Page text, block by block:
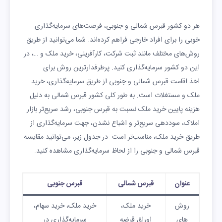
هر دو کشور قبرس شمالی و جنوبی، فرصت‌های سرمایه‌گذاری
خوبی را برای افراد خارجی فراهم کرده‌اند. شما می‌توانید از طریق
روش‌های مختلف مانند ثبت شرکت، کارآفرینی، خرید ملک و …، در
این دو کشور سرمایه‌گذاری کنید. پرطرفدارترین روش برای
اخذ اقامت قبرس شمالی و جنوبی از طریق سرمایه‌گذاری، خرید
ملک و مستغلات است. به طور کلی کشور قبرس شمالی به دلیل
هزینه پایین خرید ملک نسبت به قبرس جنوبی، رشد سریع‌تر بازار
املاک، سوددهی سریع‌تر و اشباع نشدن، جهت سرمایه‌گذاری از
طریق خرید ملک، مناسب‌تر است. در جدول زیر، می‌توانید مقایسه
قبرس شمالی و جنوبی را از لحاظ سرمایه‌گذاری مشاهده کنید.
عنوان قبرس شمالی
قبرس جنوبی
روش‌
خرید ملک،
خرید ملک، خرید سهام،